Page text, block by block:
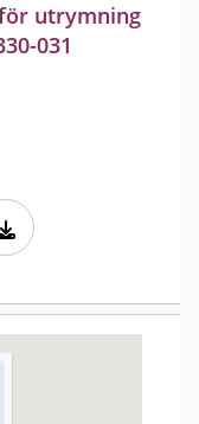
utrymning
031